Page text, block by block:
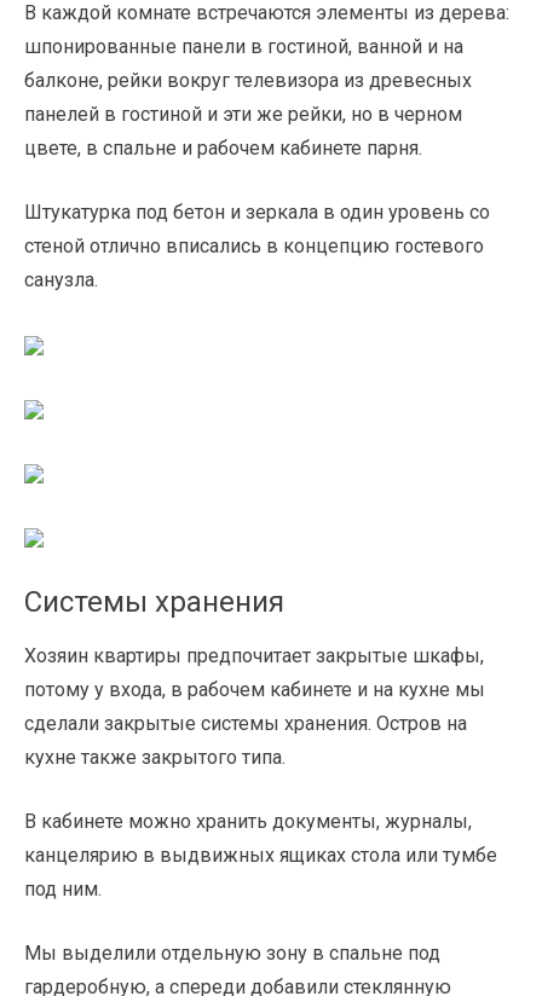
В каждой комнате встречаются элементы из дерева:
шпонированные панели в гостиной, ванной и на
балконе, рейки вокруг телевизора из древесных
панелей в гостиной и эти же рейки, но в черном
цвете, в спальне и рабочем кабинете парня.
Штукатурка под бетон и зеркала в один уровень со
стеной отлично вписались в концепцию гостевого
санузла.
Системы хранения
Хозяин квартиры предпочитает закрытые шкафы,
потому у входа, в рабочем кабинете и на кухне мы
сделали закрытые системы хранения. Остров на
кухне также закрытого типа.
В кабинете можно хранить документы, журналы,
канцелярию в выдвижных ящиках стола или тумбе
под ним.
Мы выделили отдельную зону в спальне под
гардеробную, а спереди добавили стеклянную